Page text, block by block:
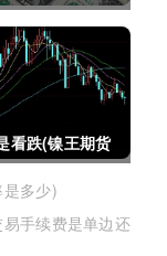
果到期不平仓
看跌(镍王期货
看涨)
多少)
手续费是单边还